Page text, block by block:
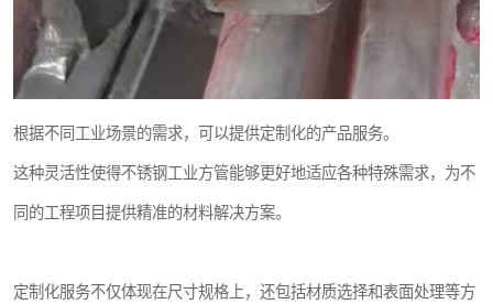
根据不同工业场景的需求，可以提供定制化的产品服务。
这种灵活性使得不锈钢工业方管能够更好地适应各种特殊需求，为不
同的工程项目提供精准的材料解决方案。
定制化服务不仅体现在尺寸规格上，还包括材质选择和表面处理等方